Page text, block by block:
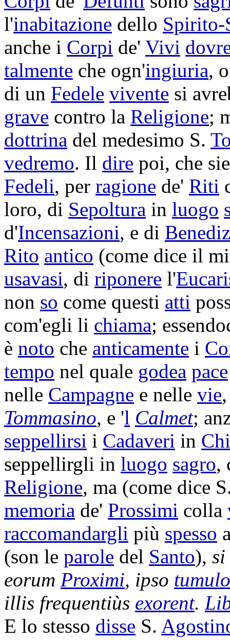
l'inabitazione dello Spirito-
anche i Corpi de' Vivi
talmente che ogn'ingiuria,
di un Fedele vivente si
grave contro la Religione;
dottrina del medesimo S.
vedremo. Il dire poi, che
Fedeli, per ragione de' Riti
loro, di Sepoltura in luogo
d'Incensazioni, e di
Rito antico (come dice il
usavasi, di riponere l'
non so come questi atti
com'egli li chiama;
è noto che anticamente i
tempo nel quale godea pace
nelle Campagne e nelle vie
Tommasino, e 'l Calmet;
seppellirsi i Cadaveri in
seppellirgli in luogo sagro,
Religione, ma (come dice
memoria de' Prossimi colla
raccomandargli più spesso
(son le parole del Santo),
eorum Proximi, ipso
illis frequentiùs exorent.
E lo stesso disse S.